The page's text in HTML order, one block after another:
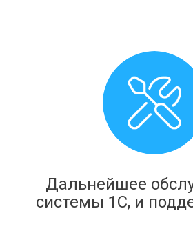
Дальнейшее
системы 1С, и